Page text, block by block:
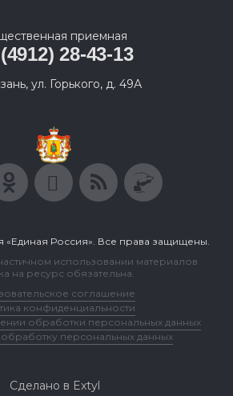
приемная
28-43-13
ул. Горького, д. 49А
«Единая Россия». Все права защищены.
использовании материалов
на ресурс обязательна.
соглашение
конфиденциальности
обработки персональных данных
персональных данных
Сделано в Extyl